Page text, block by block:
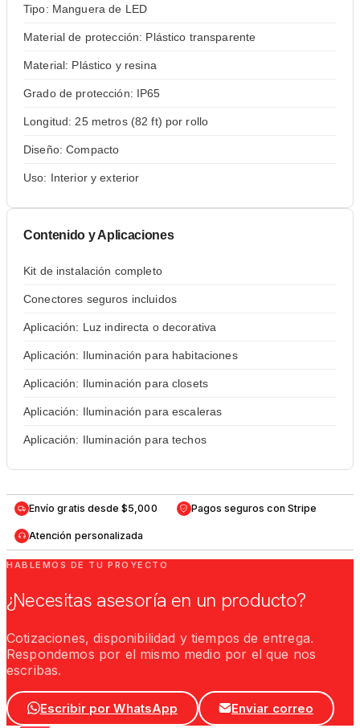
Tipo: Manguera de LED
Material de protección: Plástico transparente
Material: Plástico y resina
Grado de protección: IP65
Longitud: 25 metros (82 ft) por rollo
Diseño: Compacto
Uso: Interior y exterior
Contenido y Aplicaciones
Kit de instalación completo
Conectores seguros incluidos
Aplicación: Luz indirecta o decorativa
Aplicación: Iluminación para habitaciones
Aplicación: Iluminación para closets
Aplicación: Iluminación para escaleras
Aplicación: Iluminación para techos
Envío gratis desde $5,000 Pagos seguros con Stripe
Atención personalizada
HABLEMOS DE TU PROYECTO
¿Necesitas asesoría en un producto?
Cotizaciones, disponibilidad y tiempos de entrega.
Respondemos por el mismo medio por el que nos
escribas.
Escribir por WhatsApp Enviar correo